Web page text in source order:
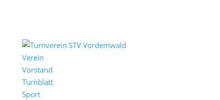
Verein
Vorstand
Turnblatt
Sport